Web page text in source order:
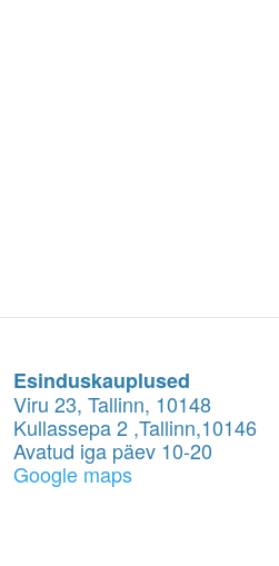
Esinduskauplused
Viru 23, Tallinn, 10148
Kullassepa 2 ,Tallinn,10146
Avatud iga päev 10-20
Google maps